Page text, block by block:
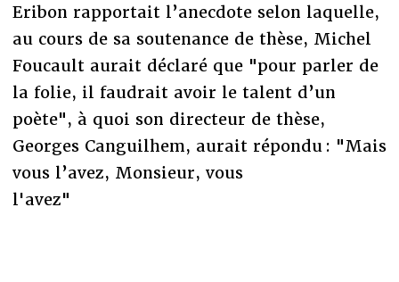
Eribon rapportait l’anecdote selon laquelle,
au cours de sa soutenance de thèse, Michel
Foucault aurait déclaré que "pour parler de
la folie, il faudrait avoir le talent d’un
poète", à quoi son directeur de thèse,
Georges Canguilhem, aurait répondu : "Mais
vous l’avez, Monsieur, vous
l'avez"